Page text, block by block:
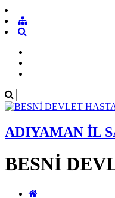
ADIYAMAN İL
BESNİ